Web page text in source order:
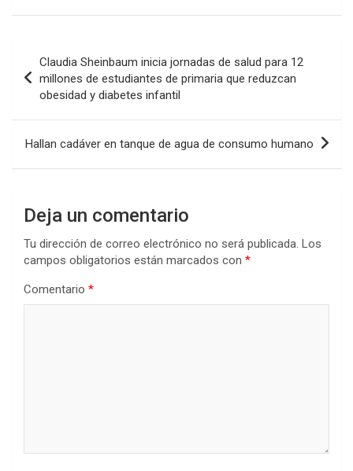
de
entradas
Claudia Sheinbaum inicia jornadas de salud para 12
millones de estudiantes de primaria que reduzcan
obesidad y diabetes infantil
Hallan cadáver en tanque de agua de consumo humano
Deja un comentario
Tu dirección de correo electrónico no será publicada. Los
campos obligatorios están marcados con *
Comentario *